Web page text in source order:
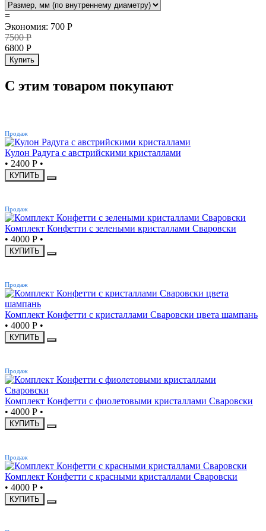
=
Экономия: 700 Р
7500Р
6800 Р
Купить
С этим товаром покупают
Продаж
Кулон Радуга с австрийскими кристаллами
• 2400 Р •
КУПИТЬ
Продаж
Комплект Конфетти с зелеными кристаллами Сваровски
• 4000 Р •
КУПИТЬ
Продаж
Комплект Конфетти с кристаллами Сваровски цвета шампань
• 4000 Р •
КУПИТЬ
Продаж
Комплект Конфетти с фиолетовыми кристаллами Сваровски
• 4000 Р •
КУПИТЬ
Продаж
Комплект Конфетти с красными кристаллами Сваровски
• 4000 Р •
КУПИТЬ